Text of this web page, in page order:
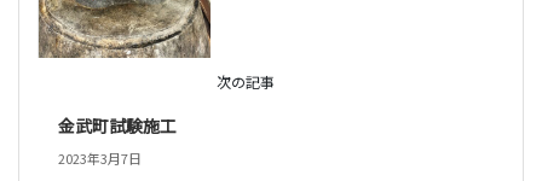
次の記事
金武町試験施工
2023年3月7日